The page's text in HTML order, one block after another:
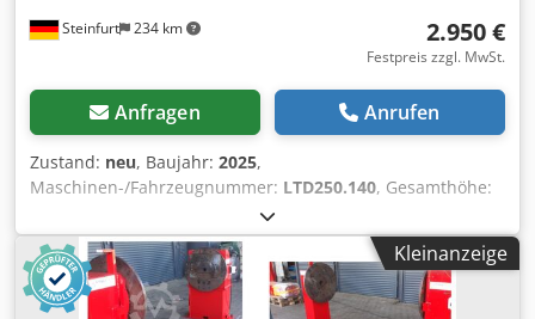
Steinfurt 234 km 2.950 €
Festpreis zzgl. MwSt.
Anfragen Anrufen
Zustand: neu, Baujahr: 2025,
Maschinen-/Fahrzeugnummer: LTD250.140, Gesamthöhe:
650 kg
SONDERANFERTIGUNG möglich! Technische Details: •
Länge 2500 mm • Breite 1400mm • Höhe 200 mm • Gewicht
ca. 650 kg Crjdpfx Aevmg U Ajmgof • Lochdurchmesser 28
mm • Lochabstand 100 mm • Plattendicke: 15mm
Kleinanzeige